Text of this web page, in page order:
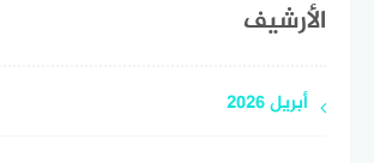
الأرشيف
أبريل 2026